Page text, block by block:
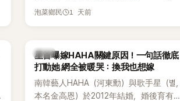
企劃。繼太妍和Hanroro之後，秀賢已獲
泡菜鄉民 1 天前
韓星
星首曝嫁HAHA關鍵原因！一句話徹底
打動她 網全被暖哭：換我也想嫁
南韓藝人HAHA（河東勳）與歌手星（별，
本名金高恩）於2012年結婚，婚後育有兩